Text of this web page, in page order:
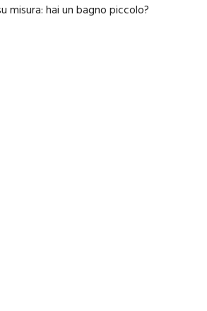
misura: hai un bagno piccolo?